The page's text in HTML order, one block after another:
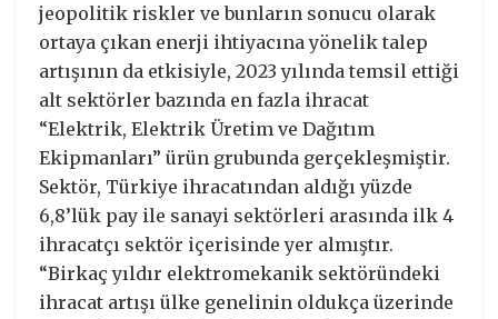
jeopolitik riskler ve bunların sonucu olarak
ortaya çıkan enerji ihtiyacına yönelik talep
artışının da etkisiyle, 2023 yılında temsil ettiği
alt sektörler bazında en fazla ihracat
“Elektrik, Elektrik Üretim ve Dağıtım
Ekipmanları” ürün grubunda gerçekleşmiştir.
Sektör, Türkiye ihracatından aldığı yüzde
6,8’lük pay ile sanayi sektörleri arasında ilk 4
ihracatçı sektör içerisinde yer almıştır.
“Birkaç yıldır elektromekanik sektöründeki
ihracat artışı ülke genelinin oldukça üzerinde